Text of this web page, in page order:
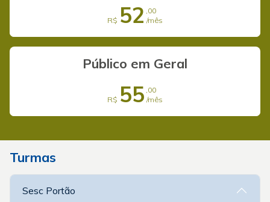
R$ 52 ,00
/mês
Público em Geral
R$ 55 ,00
/mês
Turmas
Sesc Portão